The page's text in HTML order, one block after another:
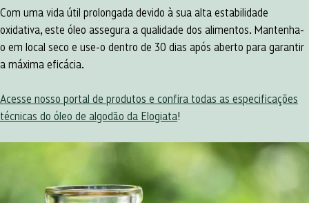
Com uma vida útil prolongada devido à sua alta estabilidade
oxidativa, este óleo assegura a qualidade dos alimentos. Mantenha-
o em local seco e use-o dentro de 30 dias após aberto para garantir
a máxima eficácia.
Acesse nosso portal de produtos e confira todas as especificações
técnicas do óleo de algodão da Elogiata!